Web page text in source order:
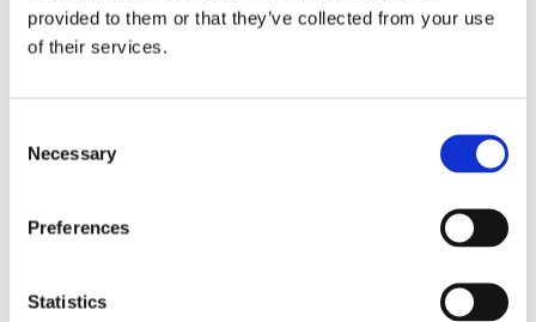
provided to them or that they’ve collected from your use
of their services.
Selection
Necessary
Preferences
Statistics
Informationen anfordern
Produkt anzeigen